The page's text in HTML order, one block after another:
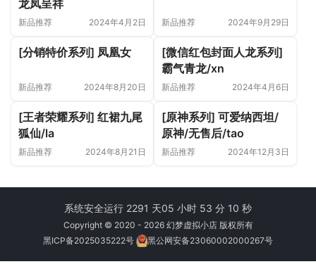
龙凤呈祥
新品推荐 2024年4月2日 新品推荐 2024年9月29日
[分销特价系列] 凤凰女
新品推荐 2024年8月20日
[微信红包封面人龙系列]
霸气青龙/xn
新品推荐 2024年4月6日
[王者荣耀系列] 红裙九尾
狐仙/la
新品推荐 2024年8月21日
[原神系列] 可爱纳西坦/
原神/无售后/tao
新品推荐 2024年12月3日
系统安全运行 2291 天05 小时 53 分 10 秒
Copyright © 2020 - 2026 幻梦虚拟小店 版权所有
黑ICP备2025035222号
黑公网安备23060002000267号